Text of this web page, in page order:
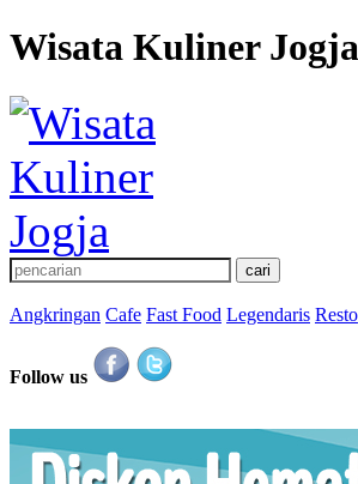
Wisata Kuliner Jogja
Angkringan Cafe Fast Food Legendaris Resto
Follow us